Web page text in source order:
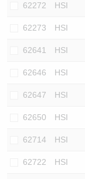
62272 HSI
62273 HSI
62641 HSI
62646 HSI
62647 HSI
62650 HSI
62714 HSI
62722 HSI